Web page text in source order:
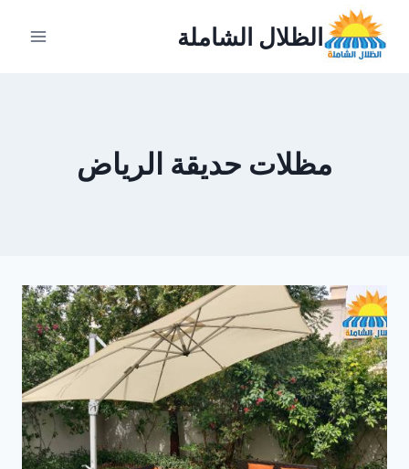
التجاوز
المحتوى
الظلال الشاملة
مظلات حديقة الرياض